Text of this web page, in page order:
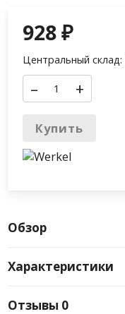
928₽
Центральный склад:
– +
Купить
Обзор
Характеристики
Отзывы 0